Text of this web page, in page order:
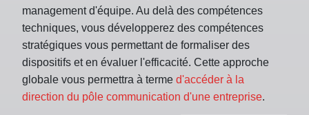
management d'équipe. Au delà des compétences
techniques, vous développerez des compétences
stratégiques vous permettant de formaliser des
dispositifs et en évaluer l'efficacité. Cette approche
globale vous permettra à terme d'accéder à la
direction du pôle communication d'une entreprise.